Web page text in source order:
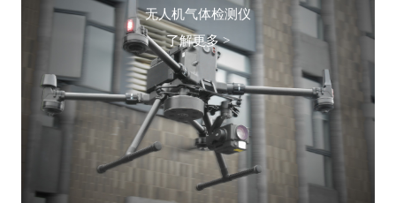
无人机气体检测仪
了解更多 >